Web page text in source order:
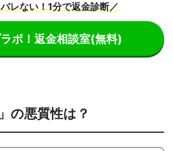
レない！1分で返金診断／
ボ！返金相談室(無料)
の悪質性は？